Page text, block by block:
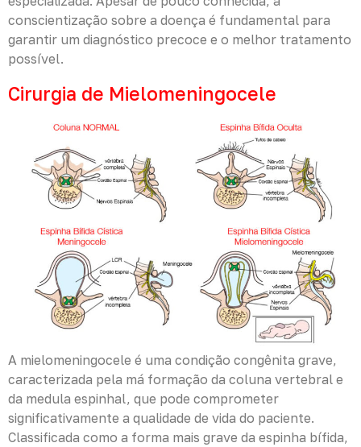
conscientização sobre a doença é fundamental para
garantir um diagnóstico precoce e o melhor tratamento
possível.
Cirurgia de Mielomeningocele
A mielomeningocele é uma condição congênita grave,
caracterizada pela má formação da coluna vertebral e
da medula espinhal, que pode comprometer
significativamente a qualidade de vida do paciente.
Classificada como a forma mais grave da espinha bífida,